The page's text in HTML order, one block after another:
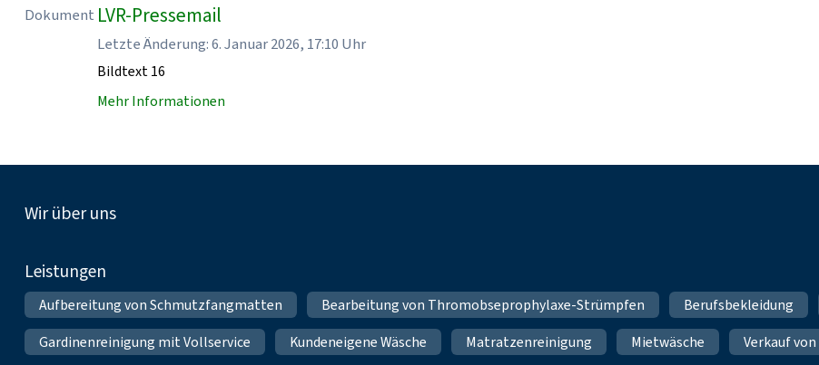
Dokument LVR-Pressemail
Letzte Änderung: 6. Januar 2026, 17:10 Uhr
Bildtext 16
Mehr Informationen
Fußnavigation
Wir über uns
Leistungen
Aufbereitung von Schmutzfangmatten Bearbeitung von Thromobseprophylaxe-Strümpfen Berufsbekleidung
Gardinenreinigung mit Vollservice
Kundeneigene Wäsche Matratzenreinigung Mietwäsche Verkauf